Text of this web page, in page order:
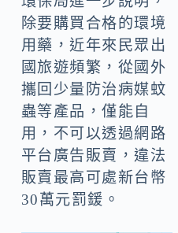
除要購買合格的環境
用藥，近年來民眾出
國旅遊頻繁，從國外
攜回少量防治病媒蚊
蟲等產品，僅能自
用，不可以透過網路
平台廣告販賣，違法
販賣最高可處新台幣
30萬元罰鍰。